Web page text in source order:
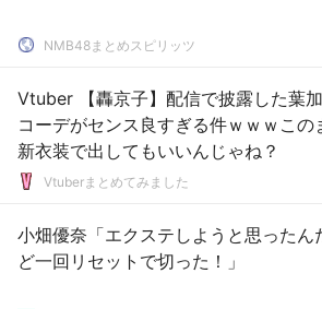
NMB48まとめスピリッツ
Vtuber 【轟京子】配信で披露した葉
コーデがセンス良すぎる件ｗｗｗこの
新衣装で出してもいいんじゃね？
Vtuberまとめてみました
小畑優奈「エクステしようと思ったん
ど一回リセットで切った！」